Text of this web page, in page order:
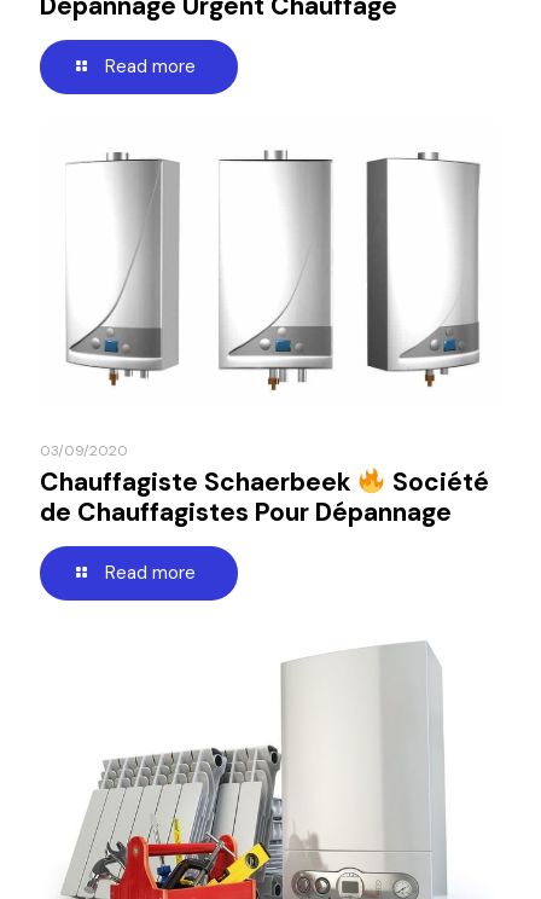
Read more
03/09/2020
Chauffagiste Schaerbeek
Société
de Chauffagistes Pour Dépannage
Read more